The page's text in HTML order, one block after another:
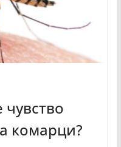
комарци?